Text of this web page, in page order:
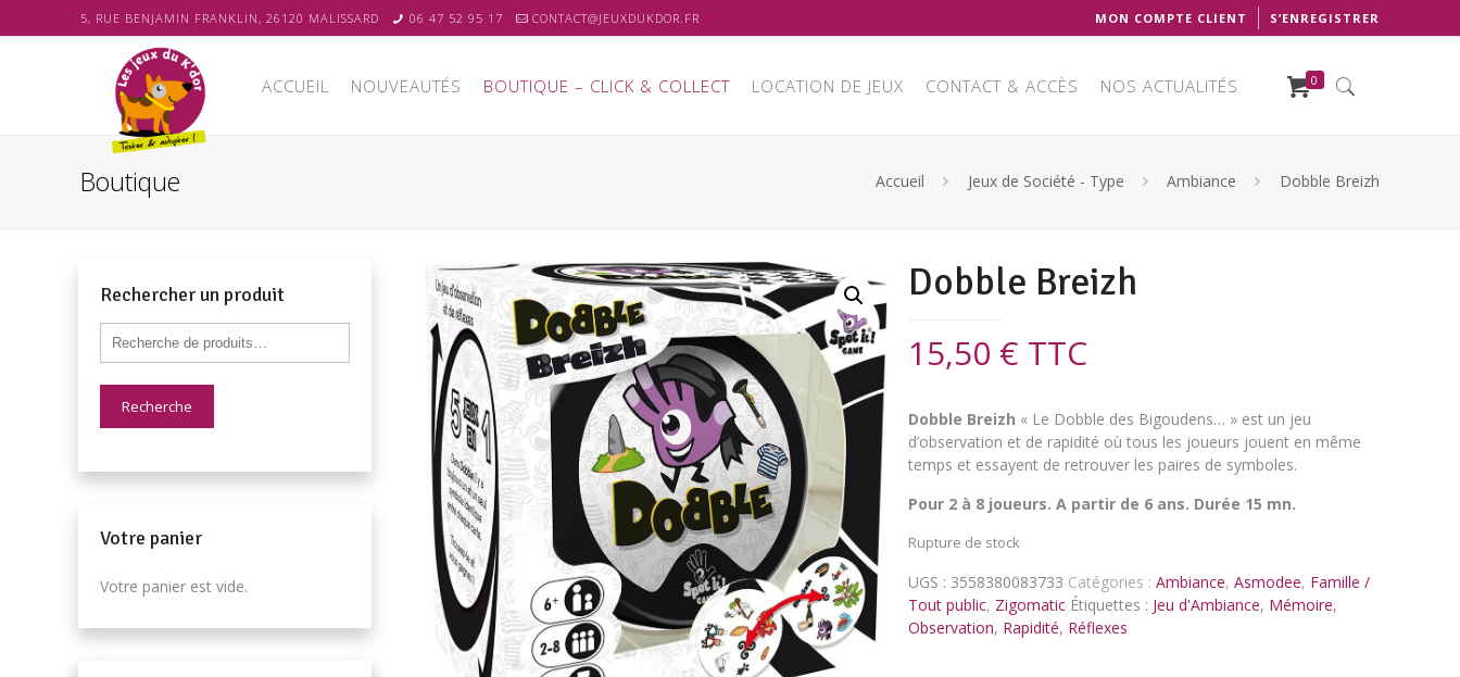
5, RUE BENJAMIN FRANKLIN, 26120 MALISSARD 06 47 52 95 17 CONTACT@JEUXDUKDOR.FR MON COMPTE CLIENT S’ENREGISTRER
ACCUEIL NOUVEAUTÉS BOUTIQUE – CLICK & COLLECT LOCATION DE JEUX CONTACT & ACCÈS NOS ACTUALITÉS 0
Boutique Accueil Jeux de Société - Type Ambiance Dobble Breizh
Dobble Breizh
15,50 € TTC
Dobble Breizh « Le Dobble des Bigoudens… »est un jeu
d’observation et de rapidité où tous les joueurs jouent en même
temps et essayent de retrouver les paires de symboles.
Pour 2 à 8 joueurs. A partir de 6 ans. Durée 15 mn.
Rupture de stock
UGS : 3558380083733 Catégories : Ambiance, Asmodee, Famille /
Tout public, Zigomatic Étiquettes : Jeu d'Ambiance, Mémoire,
Observation, Rapidité, Réflexes
Rechercher un produit
Recherche
Votre panier
Votre panier est vide.